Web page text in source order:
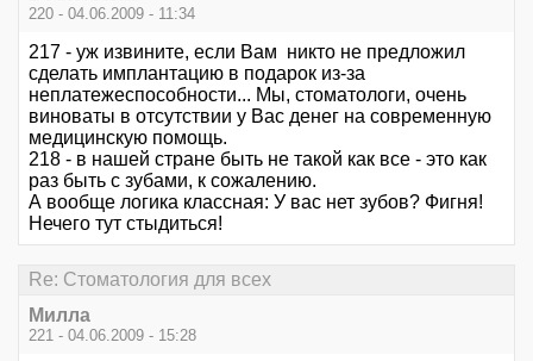
220 - 04.06.2009 - 11:34
217 - уж извините, если Вам никто не предложил
сделать имплантацию в подарок из-за
неплатежеспособности... Мы, стоматологи, очень
виноваты в отсутствии у Вас денег на современную
медицинскую помощь.
218 - в нашей стране быть не такой как все - это как
раз быть с зубами, к сожалению.
А вообще логика классная: У вас нет зубов? Фигня!
Нечего тут стыдиться!
Re: Стоматология для всех
Милла
221 - 04.06.2009 - 15:28